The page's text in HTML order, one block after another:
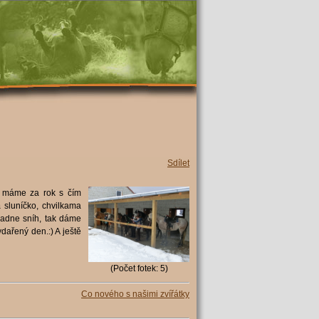
Sdílet
(Počet fotek: 5)
za rok s čím
sluníčko, chvilkama
sníh, tak dáme
den.:) A ještě
Co nového s našimi zvířátky